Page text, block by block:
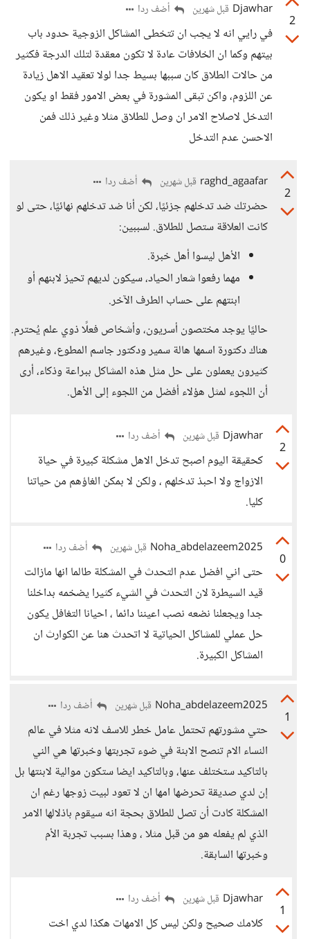
2
Djawhar قبل شهرين أضف ردا
في رايي انه لا يجب ان تتخطى المشاكل الزوجية حدود باب
بيتهم وكما ان الخلافات عادة لا تكون معقدة لتلك الدرجة فكثير
من حالات الطلاق كان سببها بسيط جدا لولا تعقيد الاهل زيادة
عن اللزوم، واكن تبقى المشورة في بعض الامور فقط او يكون
التدخل لاصلاح الامر ان وصل للطلاق مثلا وغير ذلك فمن
الاحسن عدم التدخل
2
raghd_agaafar قبل شهرين أضف ردا
حضرتك ضد تدخلهم جزئيًا، لكن أنا ضد تدخلهم نهائيًا، حتى لو
كانت العلاقة ستصل للطلاق. لسببين:
الأهل ليسوا أهل خبرة.
مهما رفعوا شعار الحياد، سيكون لديهم تحيز لابنهم أو
ابنتهم على حساب الطرف الآخر.
حاليًا يوجد مختصون أسريون، وأشخاص فعلًا ذوي علم يُحترم.
هناك دكتورة اسمها هالة سمير ودكتور جاسم المطوع، وغيرهم
كثيرون يعملون على حل مثل هذه المشاكل ببراعة وذكاء، أرى
أن اللجوء لمثل هؤلاء أفضل من اللجوء إلى الأهل.
2
Djawhar قبل شهرين أضف ردا
كحقيقة اليوم اصبح تدخل الاهل مشكلة كبيرة في حياة
الازواج ولا احبذ تدخلهم ، ولكن لا بمكن الغاؤهم من حياتنا
كليا.
0
Noha_abdelazeem2025 قبل شهرين أضف ردا
حتى اني افضل عدم التحدث في المشكلة طالما انها مازالت
قيد السيطرة لان التحدث في الشيء كثيرا يضخمه بداخلنا
جدا ويجعلنا نضعه نصب اعيننا دائما ، احيانا التغافل يكون
حل عملي للمشاكل الحياتية لا اتحدث هنا عن الكوارث ان
المشاكل الكبيرة.
1
Noha_abdelazeem2025 قبل شهرين أضف ردا
حتي مشورتهم تحتمل عامل خطر للاسف لانه مثلا في عالم
النساء الام تنصح الابنة في ضوء تجربتها وخبرتها هي الني
بالتاكيد ستختلف عنها، وبالتاكيد ايضا ستكون موالية لابنتها بل
إن لدي صديقة تحرضها امها ان لا تعود لبيت زوجها رغم ان
المشكلة كادت أن تصل للطلاق بحجة انه سيقوم باذلالها الامر
الذي لم يفعله هو من قبل مثلا ، وهذا بسبب تجربة الأم
وخبرتها السابقة.
1
Djawhar قبل شهرين أضف ردا
كلامك صحيح ولكن ليس كل الامهات هكذا لدي اخت